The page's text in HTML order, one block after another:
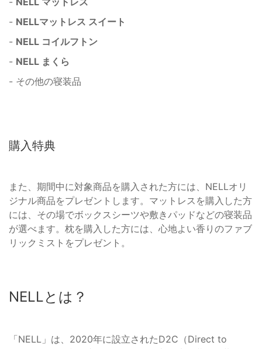
- NELLマットレス スイート
- NELL コイルフトン
- NELL まくら
- その他の寝装品
購入特典
また、期間中に対象商品を購入された方には、NELLオリ
ジナル商品をプレゼントします。マットレスを購入した方
には、その場でボックスシーツや敷きパッドなどの寝装品
が選べます。枕を購入した方には、心地よい香りのファブ
リックミストをプレゼント。
NELLとは？
「NELL」は、2020年に設立されたD2C（Direct to